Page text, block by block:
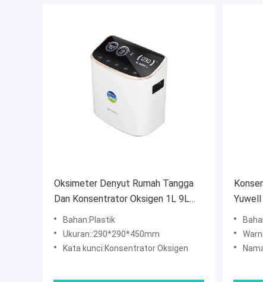
Oksimeter Denyut Rumah Tangga
Dan Konsentrator Oksigen 1L 9L
Plastik Putih
Bahan:Plastik
Ukuran::290*290*450mm
Kata kunci:Konsentrator Oksigen
Habis